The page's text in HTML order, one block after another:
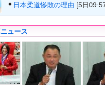
日本柔道惨敗の理由 [5日
ュース